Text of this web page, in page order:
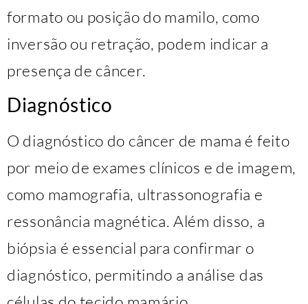
formato ou posição do mamilo, como
inversão ou retração, podem indicar a
presença de câncer.
Diagnóstico
O diagnóstico do câncer de mama é feito
por meio de exames clínicos e de imagem,
como mamografia, ultrassonografia e
ressonância magnética. Além disso, a
biópsia é essencial para confirmar o
diagnóstico, permitindo a análise das